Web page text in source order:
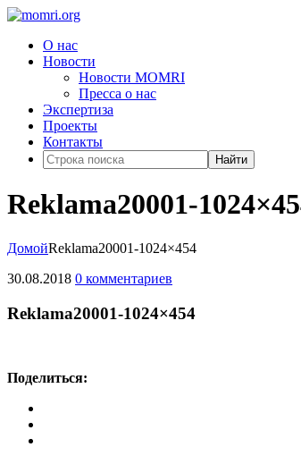
О нас
Новости
Новости MOMRI
Пресса о нас
Экспертиза
Проекты
Контакты
Найти
Reklama20001-
ДомойReklama20001-1024×454
30.08.2018 0 комментариев
Reklama20001-1024×454
Поделиться: